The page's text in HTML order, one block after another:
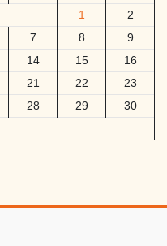
1
2
7 8
9
14 15
16
21 22
23
28 29
30